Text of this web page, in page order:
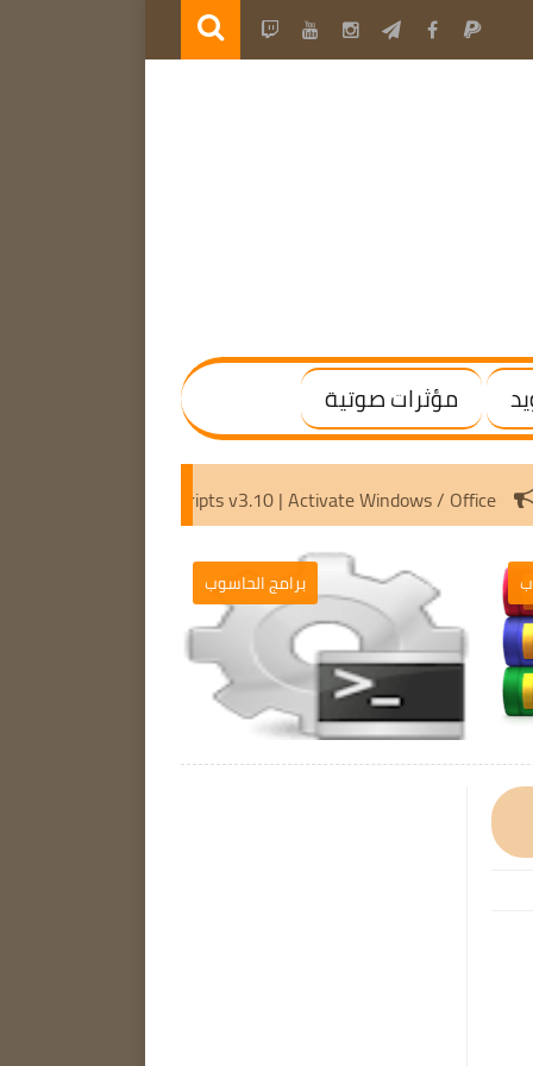
مؤثرات صوتية
Microsoft Activation Scripts v3.10 | Activate
برامج الحاسوب